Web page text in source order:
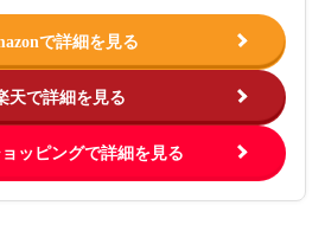
で詳細を見る
天で詳細を見る
ッピングで詳細を見る